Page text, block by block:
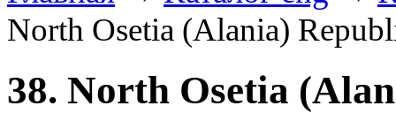
North Osetia (Alania)
38. North Osetia